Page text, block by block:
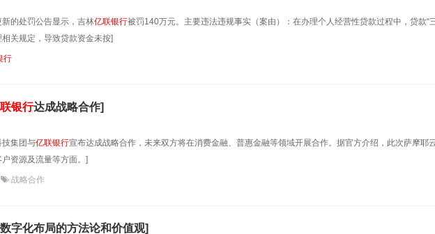
的处罚公告显示，吉林亿联银行被罚140万元。主要违法违规事实（案由）：在办理个人经营性贷款过程中，贷款“
关规定，导致贷款资金未按]
行
银行达成战略合作]
技集团与亿联银行宣布达成战略合作，未来双方将在消费金融、普惠金融等领域开展合作。据官方介绍，此次萨摩耶
资源及流量等方面。]
战略合作
字化布局的方法论和价值观]